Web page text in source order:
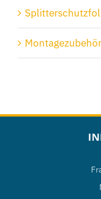
Montagezubehör